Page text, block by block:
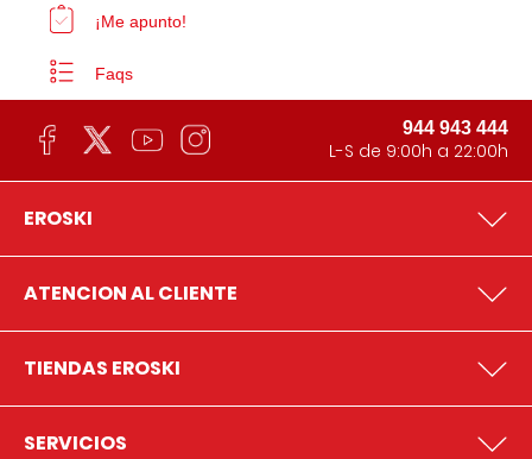
¡Me apunto!
Faqs
944 943 444
L-S de 9:00h a 22:00h
EROSKI
ATENCION AL CLIENTE
TIENDAS EROSKI
SERVICIOS